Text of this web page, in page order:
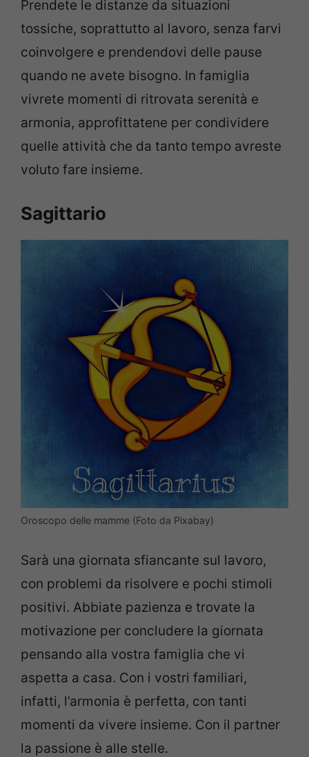
Prendete le distanze da situazioni
tossiche, soprattutto al lavoro, senza farvi
coinvolgere e prendendovi delle pause
quando ne avete bisogno. In famiglia
vivrete momenti di ritrovata serenità e
armonia, approfittatene per condividere
quelle attività che da tanto tempo avreste
voluto fare insieme.
Sagittario
Oroscopo delle mamme (Foto da Pixabay)
Sarà una giornata sfiancante sul lavoro,
con problemi da risolvere e pochi stimoli
positivi. Abbiate pazienza e trovate la
motivazione per concludere la giornata
pensando alla vostra famiglia che vi
aspetta a casa. Con i vostri familiari,
infatti, l’armonia è perfetta, con tanti
momenti da vivere insieme. Con il partner
la passione è alle stelle.